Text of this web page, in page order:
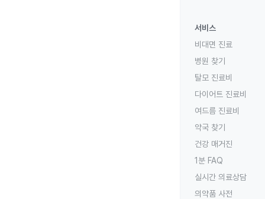
서비스
비대면 진료
병원 찾기
탈모 진료비
다이어트 진료비
여드름 진료비
약국 찾기
건강 매거진
1분 FAQ
실시간 의료상담
의약품 사전